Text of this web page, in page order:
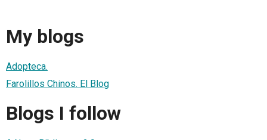
My blogs
Adopteca.
Farolillos Chinos. El Blog
Blogs I follow